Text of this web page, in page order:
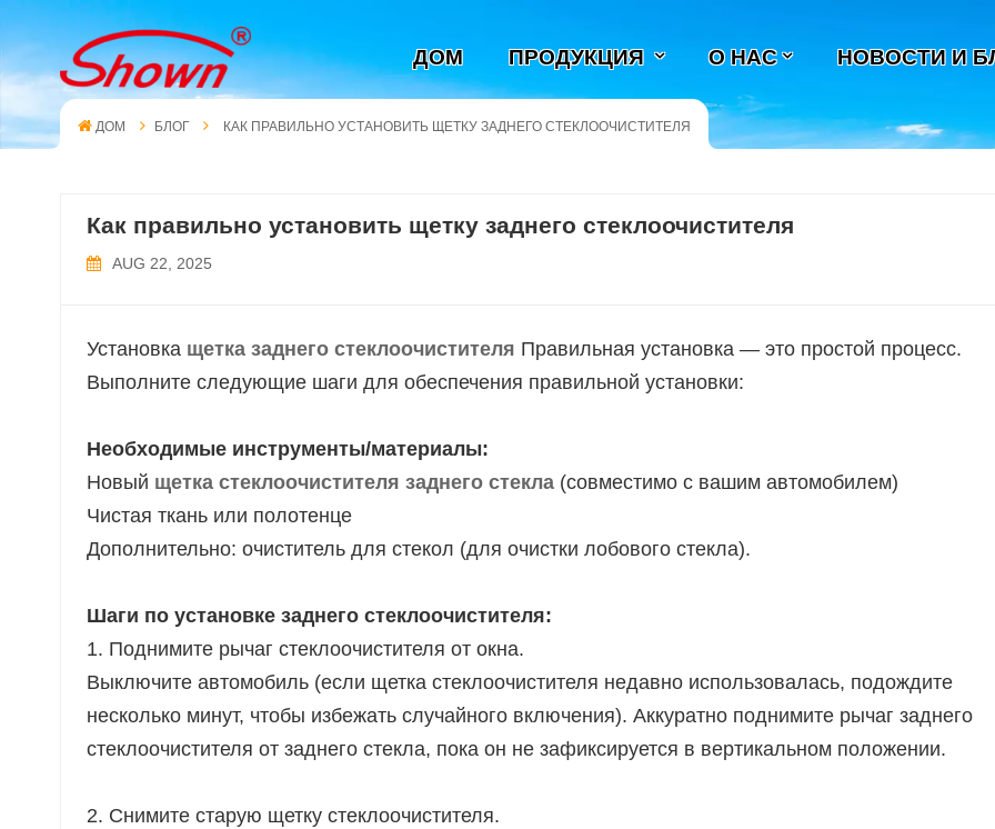
ДОМ ПРОДУКЦИЯ О НАС НОВОСТИ И
ДОМ БЛОГ КАК ПРАВИЛЬНО УСТАНОВИТЬ ЩЕТКУ ЗАДНЕГО СТЕКЛООЧИСТИТЕЛЯ
Как правильно установить щетку заднего стеклоочистителя
AUG 22, 2025
Установка щетка заднего стеклоочистителя Правильная установка — это простой процесс.
Выполните следующие шаги для обеспечения правильной установки:
Необходимые инструменты/материалы:
Новый щетка стеклоочистителя заднего стекла (совместимо с вашим автомобилем)
Чистая ткань или полотенце
Дополнительно: очиститель для стекол (для очистки лобового стекла).
Шаги по установке заднего стеклоочистителя:
1. Поднимите рычаг стеклоочистителя от окна.
Выключите автомобиль (если щетка стеклоочистителя недавно использовалась, подождите
несколько минут, чтобы избежать случайного включения). Аккуратно поднимите рычаг заднего
стеклоочистителя от заднего стекла, пока он не зафиксируется в вертикальном положении.
2. Снимите старую щетку стеклоочистителя.